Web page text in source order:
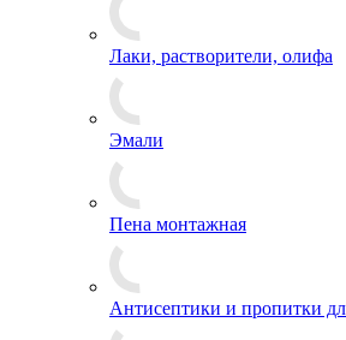
Лаки, растворители, олифа
Эмали
Пена монтажная
Антисептики и пропитки